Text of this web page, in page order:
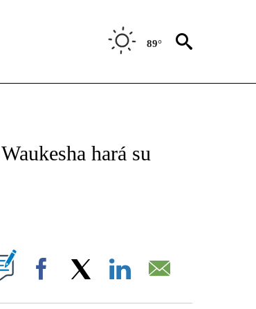
89°
NEW PAGES ON "CNN - SPANISH".
hará su
ON "".
Facebook